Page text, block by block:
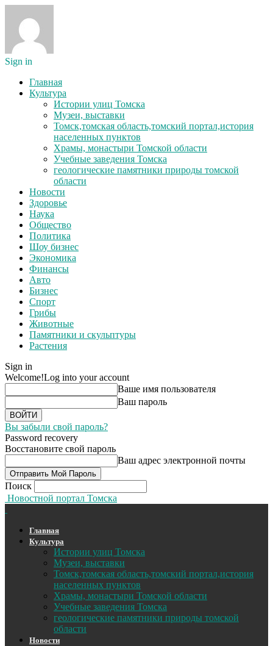
Sign in
Главная
Культура
Истории улиц Томска
Музеи, выставки
Томск,томская область,томский портал,история
населенных пунктов
Храмы, монастыри Томской области
Учебные заведения Томска
геологические памятники природы томской
области
Новости
Здоровье
Наука
Общество
Политика
Шоу бизнес
Экономика
Финансы
Авто
Бизнес
Спорт
Грибы
Животные
Памятники и скульптуры
Растения
Sign in
Welcome!Log into your account
Ваше имя пользователя
Ваш пароль
Вы забыли свой пароль?
Password recovery
Восстановите свой пароль
Ваш адрес электронной почты
Поиск
Новостной портал Томска
Главная
Культура
Истории улиц Томска
Музеи, выставки
Томск,томская область,томский портал,история
населенных пунктов
Храмы, монастыри Томской области
Учебные заведения Томска
геологические памятники природы томской
области
Новости